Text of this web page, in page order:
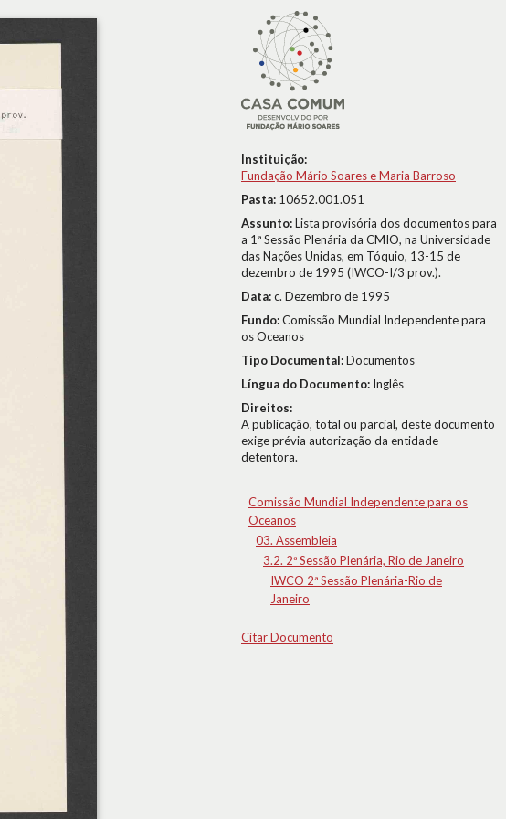
Instituição:
Fundação Mário Soares e Maria Barroso
Pasta: 10652.001.051
Assunto:Lista provisória dos documentos para
a 1ª Sessão Plenária da CMIO, na Universidade
das Nações Unidas, em Tóquio, 13-15 de
dezembro de 1995 (IWCO-I/3 prov.).
Data:c. Dezembro de 1995
Fundo:Comissão Mundial Independente para
os Oceanos
Tipo Documental:Documentos
Língua do Documento: Inglês
Direitos:
A publicação, total ou parcial, deste documento
exige prévia autorização da entidade
detentora.
Comissão Mundial Independente para os
Oceanos
03. Assembleia
3.2. 2ª Sessão Plenária, Rio de Janeiro
IWCO 2ª Sessão Plenária-Rio de
Janeiro
Citar Documento